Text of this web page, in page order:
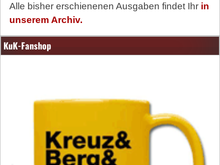
Alle bisher erschienenen Ausgaben findet Ihr in
unserem Archiv.
KuK-Fanshop